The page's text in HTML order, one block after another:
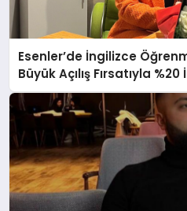
Esenler’de İngilizce
Büyük Açılış Fırsatıyla